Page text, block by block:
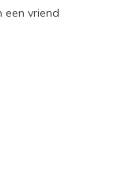
een vriend